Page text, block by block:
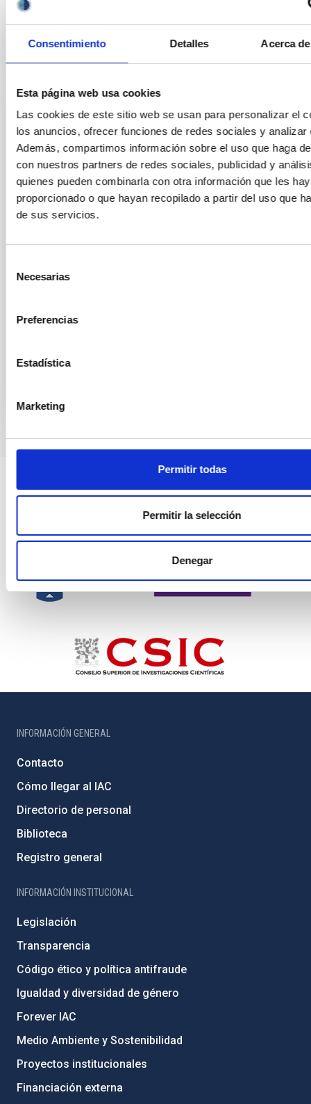
Consentimiento Detalles Acerca
Esta página web usa cookies
Las cookies de este sitio web se usan para personalizar el
los anuncios, ofrecer funciones de redes sociales y analizar
Además, compartimos información sobre el uso que haga
con nuestros partners de redes sociales, publicidad y
quienes pueden combinarla con otra información que les
proporcionado o que hayan recopilado a partir del uso que
de sus servicios.
Necesarias
Preferencias
Estadística
Marketing
Permitir todas
Permitir la selección
Denegar
FIJO TURNO LIBRE
Cinco Contratos-Administrativos/as_Fijo
Laboral-PS-2026-028
Se convoca proceso selectivo para cubrir cinco
plazas de personal laboral fijo acogido a Convenio
colectivo del IAC por el sistema general de ingreso
Gestión
Plazo de presentación hasta el
INFORMACIÓN GENERAL
Contacto
Cómo llegar al IAC
Directorio de personal
Biblioteca
Registro general
INFORMACIÓN INSTITUCIONAL
Legislación
Transparencia
Código ético y política antifraude
Igualdad y diversidad de género
Forever IAC
Medio Ambiente y Sostenibilidad
Proyectos institucionales
Financiación externa